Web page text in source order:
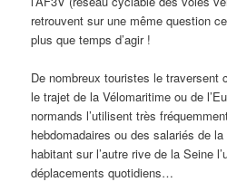
retrouvent sur une même question
plus que temps d’agir !
De nombreux touristes le traversent
le trajet de la Vélomaritime ou de
normands l’utilisent très
hebdomadaires ou des salariés de
habitant sur l’autre rive de la Seine
déplacements quotidiens…